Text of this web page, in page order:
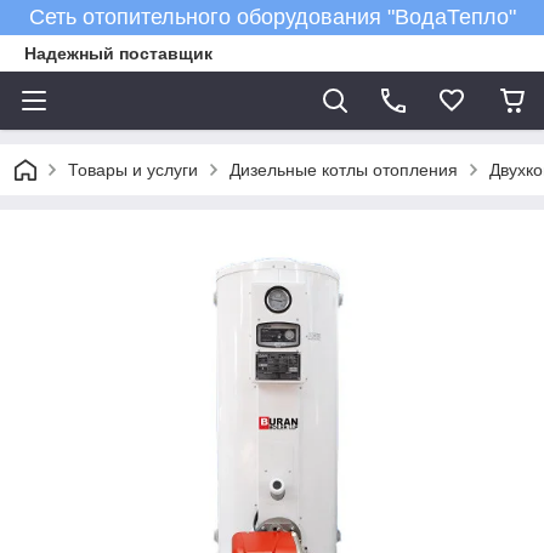
Сеть отопительного оборудования "ВодаТепло"
Надежный поставщик
Товары и услуги Дизельные котлы отопления